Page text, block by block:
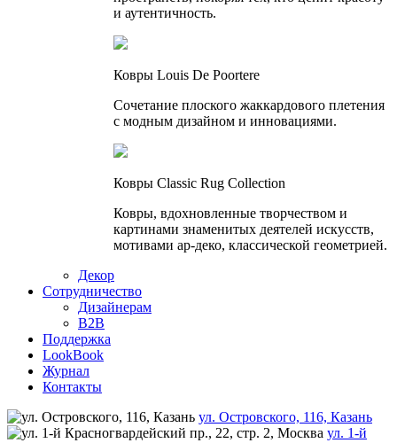
и аутентичность.
Ковры Louis De Poortere
Сочетание плоского жаккардового плетения
с модным дизайном и инновациями.
Ковры Classic Rug Collection
Ковры, вдохновленные творчеством и
картинами знаменитых деятелей искусств,
мотивами ар-деко, классической геометрией.
Декор
Сотрудничество
Дизайнерам
B2B
Поддержка
LookBook
Журнал
Контакты
ул. Островского, 116, Казань
ул. 1-й